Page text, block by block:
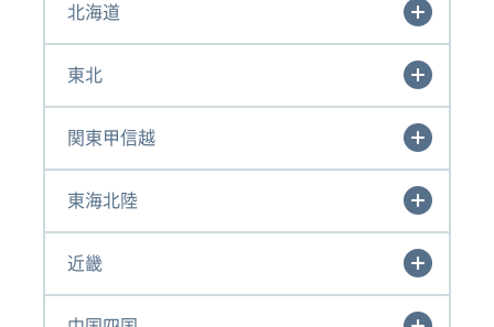
北海道
東北
関東甲信越
東海北陸
近畿